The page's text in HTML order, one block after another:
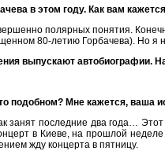
в этом году. Как вам
полярных понятия.
80-летию Горбачева). Но я
выпускают автобиографии.
подобном? Мне кажется, ваша
занят последние два года…
в Киеве, на прошлой
жду концерта в пятницу.